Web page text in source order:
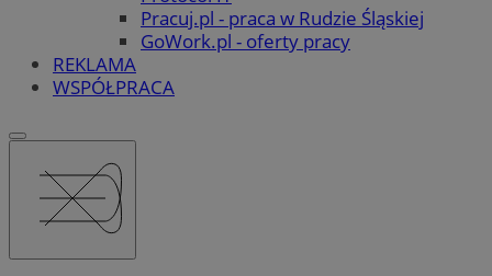
Pracuj.pl - praca w Rudzie Śląskiej
GoWork.pl - oferty pracy
REKLAMA
WSPÓŁPRACA